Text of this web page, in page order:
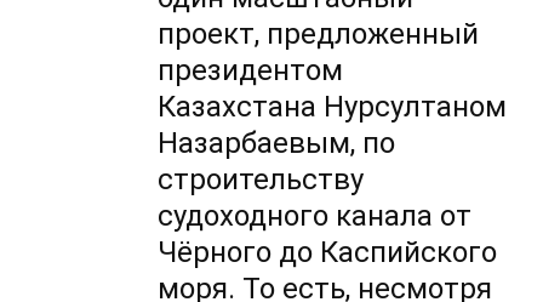
проект, предложенный
президентом
Казахстана Нурсултаном
Назарбаевым, по
строительству
судоходного канала от
Чёрного до Каспийского
моря. То есть, несмотря